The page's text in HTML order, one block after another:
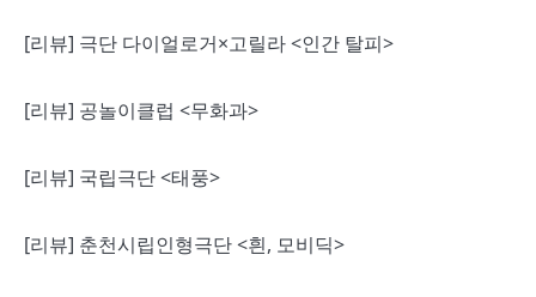
비
게
션
[리뷰] 극단 다이얼로거×고릴라 <인간 탈피>
[리뷰] 공놀이클럽 <무화과>
[리뷰] 국립극단 <태풍>
[리뷰] 춘천시립인형극단 <흰, 모비딕>